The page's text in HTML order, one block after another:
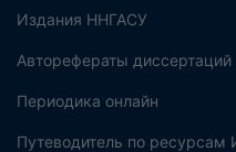
Издания ННГАСУ
Авторефераты диссертаций
Периодика онлайн
Путеводитель по ресурсам